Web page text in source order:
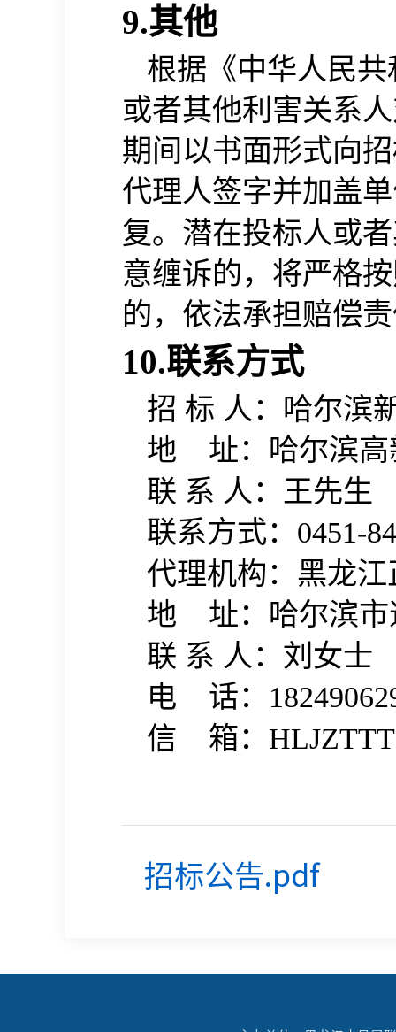
9.其他
根据《中华人民
或者其他利害关系
期间以书面形式向
代理人签字并加盖
复。潜在投标人或
意缠诉的，将严格
的，依法承担赔偿
10.联系方式
招 标 人： 哈尔滨
地 址：哈尔滨高
联 系 人：王先生
联系方式： 0451-
代理机构： 黑龙江
地 址： 哈尔滨
联 系 人：刘女士
电 话：
信 箱：
招标公告.pdf